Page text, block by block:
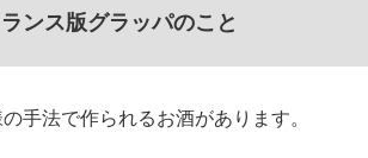
ンス版グラッパのこと
手法で作られるお酒があります。